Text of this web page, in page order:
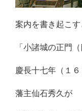
案内を書き起こす
「小諸城の正門（
慶長十七年（１６
藩主仙石秀久が